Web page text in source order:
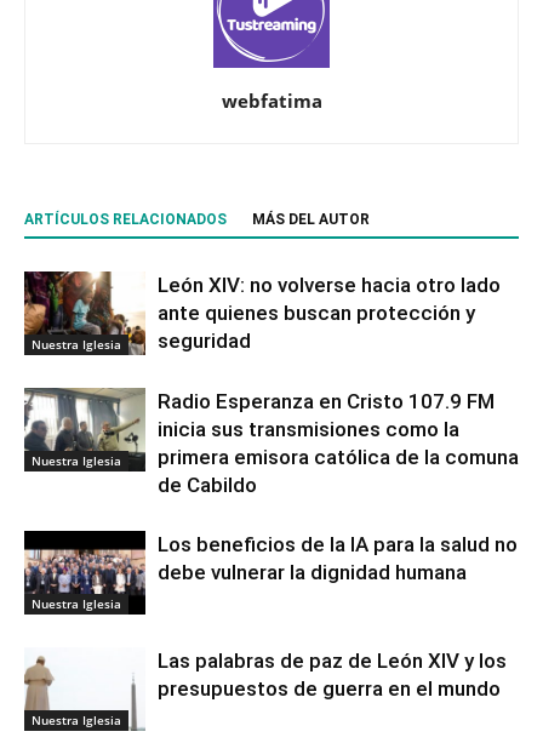
webfatima
ARTÍCULOS RELACIONADOS MÁS DEL AUTOR
Nuestra Iglesia
León XIV: no volverse hacia otro lado
ante quienes buscan protección y
seguridad
Nuestra Iglesia
Radio Esperanza en Cristo 107.9 FM
inicia sus transmisiones como la
primera emisora católica de la comuna
de Cabildo
Nuestra Iglesia
Los beneficios de la IA para la salud no
debe vulnerar la dignidad humana
Nuestra Iglesia
Las palabras de paz de León XIV y los
presupuestos de guerra en el mundo